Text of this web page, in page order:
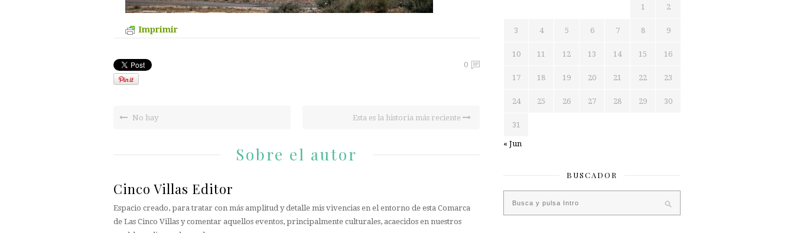
Imprimir
0
No hay Esta es la historia más reciente
Sobre el autor
Cinco Villas Editor
Espacio creado, para tratar con más amplitud y detalle mis vivencias en el entorno de esta Comarca
de Las Cinco Villas y comentar aquellos eventos, principalmente culturales, acaecidos en nuestros
1 2
3 4 5 6 7 8 9
10 11 12 13 14 15 16
17 18 19 20 21 22 23
24 25 26 27 28 29 30
31
« Jun
BUSCADOR